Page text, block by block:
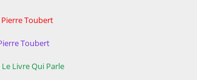
Pierre Toubert
Toubert
Le Livre Qui Parle